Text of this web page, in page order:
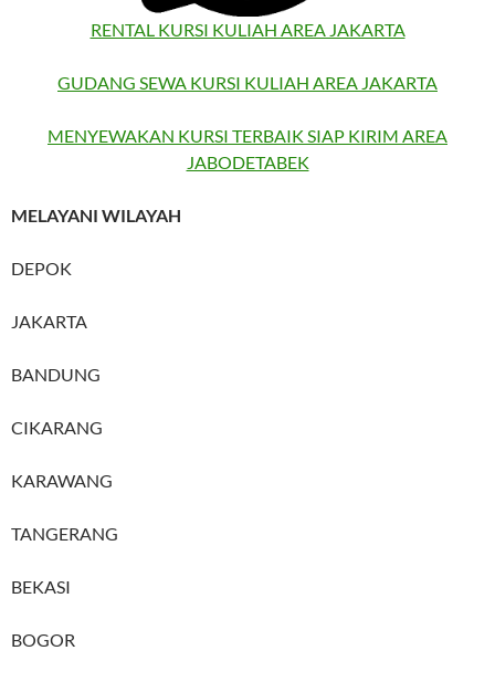
RENTAL KURSI KULIAH AREA JAKARTA
GUDANG SEWA KURSI KULIAH AREA JAKARTA
MENYEWAKAN KURSI TERBAIK SIAP KIRIM AREA
JABODETABEK
MELAYANI WILAYAH
DEPOK
JAKARTA
BANDUNG
CIKARANG
KARAWANG
TANGERANG
BEKASI
BOGOR